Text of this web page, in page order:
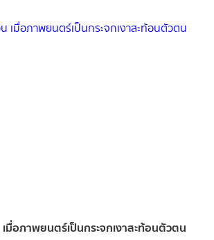
อภาพยนตร์เป็นกระจกเงาสะท้อนตัวตน